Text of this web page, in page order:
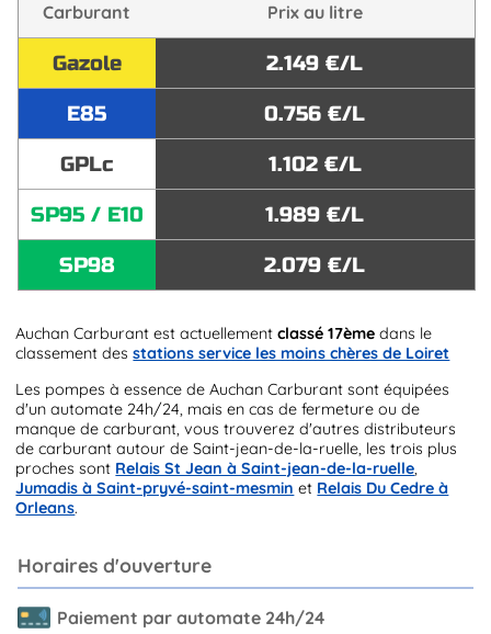
Carburant Prix au litre
Gazole
2.149 €/L
E85
0.756 €/L
GPLc
1.102 €/L
SP95 / E10
1.989 €/L
SP98
2.079 €/L
Auchan Carburant est actuellementclassé 17ème dans le
classement desstations service les moins chères de Loiret
Les pompes à essence de Auchan Carburant sont équipées
d'un automate 24h/24, mais en cas de fermeture ou de
manque de carburant, vous trouverez d'autres distributeurs
de carburant autour de Saint-jean-de-la-ruelle, les trois plus
proches sont Relais St Jean à Saint-jean-de-la-ruelle,
Jumadis à Saint-pryvé-saint-mesmin et Relais Du Cedre à
Orleans.
Horaires d'ouverture
Paiement par automate 24h/24